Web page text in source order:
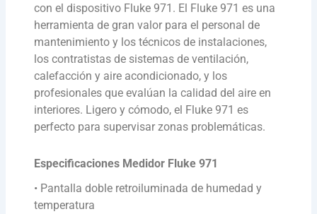
con el dispositivo Fluke 971. El Fluke 971 es una
herramienta de gran valor para el personal de
mantenimiento y los técnicos de instalaciones,
los contratistas de sistemas de ventilación,
calefacción y aire acondicionado, y los
profesionales que evalúan la calidad del aire en
interiores. Ligero y cómodo, el Fluke 971 es
perfecto para supervisar zonas problemáticas.
Especificaciones Medidor Fluke 971
• Pantalla doble retroiluminada de humedad y
temperatura